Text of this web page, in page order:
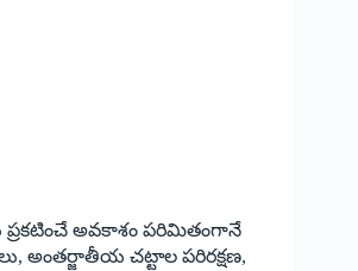
ప్రకటించే అవకాశం పరిమితంగానే
అంతర్జాతీయ చట్టాల పరిరక్షణ,